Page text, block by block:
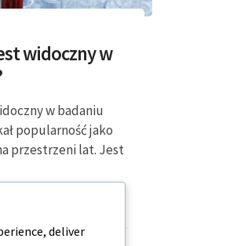
widoczny w
w badaniu
popularność jako
przestrzeni lat. Jest
deliver